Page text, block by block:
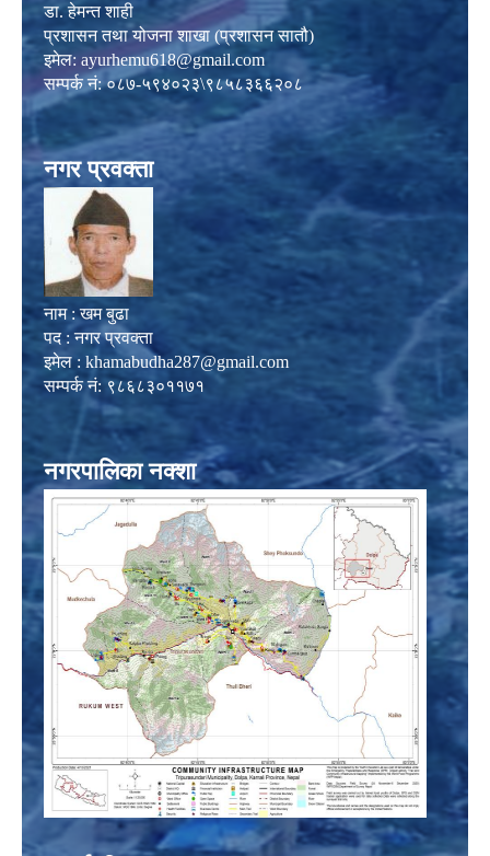
डा. हेमन्त शाही
प्रशासन तथा योजना शाखा (प्रशासन सातौ)
इमेल: ayurhemu618@gmail.com
सम्पर्क नं: ०८७-५९४०२३\९८५८३६६२०८
नगर प्रवक्ता
नाम : खम बुढा
पद : नगर प्रवक्ता
इमेल : khamabudha287@gmail.com
सम्पर्क नं: ९८६८३०११७१
नगरपालिका नक्शा